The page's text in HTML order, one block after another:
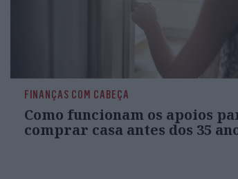
FINANÇAS COM CABEÇA
Como funcionam os apoios
comprar casa antes dos 35